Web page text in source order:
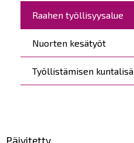
Päävalikko
Raahen työllisyysalue
Nuorten kesätyöt
Työllistämisen kuntalisä
Päivitetty